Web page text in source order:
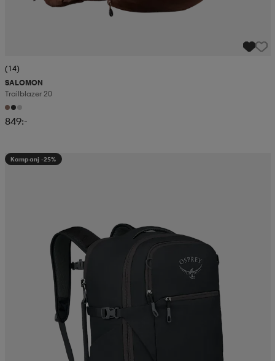
(14)
SALOMON
Trailblazer 20
849:-
Kampanj -25%